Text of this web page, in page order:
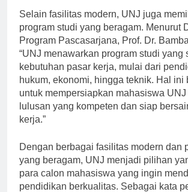
Selain fasilitas modern, UNJ juga
program studi yang beragam. Menurut
Program Pascasarjana, Prof. Dr.
“UNJ menawarkan program studi yang
kebutuhan pasar kerja, mulai dari
hukum, ekonomi, hingga teknik. Hal ini
untuk mempersiapkan mahasiswa
lulusan yang kompeten dan siap
kerja.”
Dengan berbagai fasilitas modern dan
yang beragam, UNJ menjadi pilihan
para calon mahasiswa yang ingin
pendidikan berkualitas. Sebagai kata